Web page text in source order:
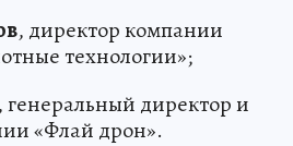
, директор компании
технологии»;
, генеральный директор и
«Флай дрон».